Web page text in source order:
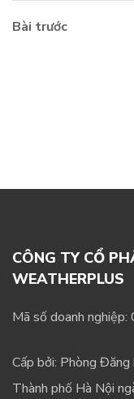
Bài trước
CÔNG TY CỔ
WEATHERPLUS
Mã số doanh
Cấp bởi: Phòng
Thành phố Hà Nội